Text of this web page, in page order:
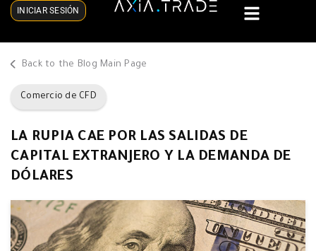
INICIAR SESIÓN
Back to the Blog Main Page
Comercio de CFD
LA RUPIA CAE POR LAS SALIDAS DE
CAPITAL EXTRANJERO Y LA DEMANDA DE
DÓLARES